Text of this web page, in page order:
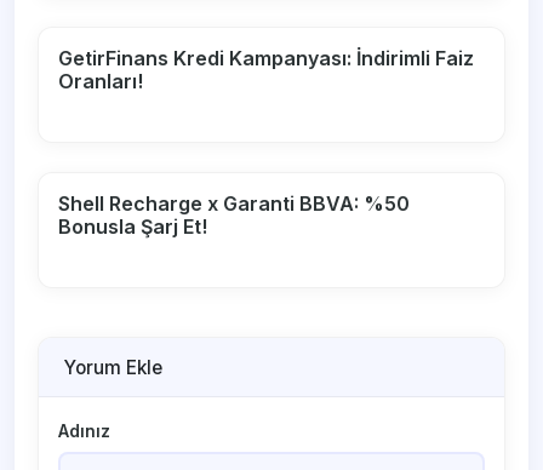
GetirFinans Kredi Kampanyası: İndirimli Faiz
Oranları!
Shell Recharge x Garanti BBVA: %50
Bonusla Şarj Et!
Yorum Ekle
Adınız